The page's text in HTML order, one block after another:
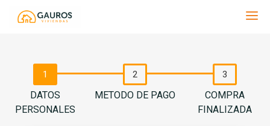
Gauros
DATOS
PERSONALES
METODO DE PAGO
COMPRA
FINALIZADA